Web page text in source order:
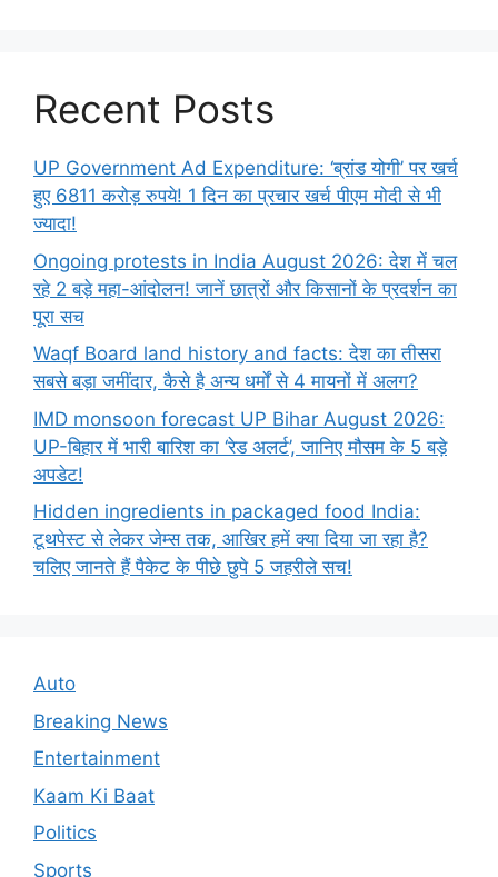
Recent Posts
UP Government Ad Expenditure: ‘ब्रांड योगी’ पर खर्च
हुए 6811 करोड़ रुपये! 1 दिन का प्रचार खर्च पीएम मोदी से भी
ज्यादा!
Ongoing protests in India August 2026: देश में चल
रहे 2 बड़े महा-आंदोलन! जानें छात्रों और किसानों के प्रदर्शन का
पूरा सच
Waqf Board land history and facts: देश का तीसरा
सबसे बड़ा जमींदार, कैसे है अन्य धर्मों से 4 मायनों में अलग?
IMD monsoon forecast UP Bihar August 2026:
UP-बिहार में भारी बारिश का ‘रेड अलर्ट’, जानिए मौसम के 5 बड़े
अपडेट!
Hidden ingredients in packaged food India:
टूथपेस्ट से लेकर जेम्स तक, आखिर हमें क्या दिया जा रहा है?
चलिए जानते हैं पैकेट के पीछे छुपे 5 जहरीले सच!
Auto
Breaking News
Entertainment
Kaam Ki Baat
Politics
Sports